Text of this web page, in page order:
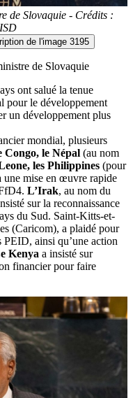
de Slovaquie - Crédits :
de l'image 3195
de Slovaquie
ont salué la tenue
pour le développement
un développement plus
mondial, plusieurs
Congo, le Népal (au nom
les Philippines (pour
une mise en œuvre rapide
L’Irak, au nom du
sur la reconnaissance
du Sud. Saint-Kitts-et-
(Caricom), a plaidé pour
PEID, ainsi qu’une action
Kenya a insisté sur
financier pour faire